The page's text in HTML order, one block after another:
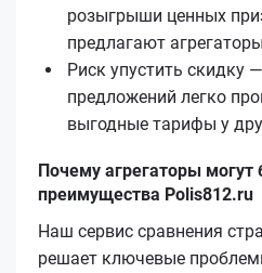
розыгрыши ценных
предлагают
Риск упустить скидку
предложений легко
выгодные тарифы у
Почему агрегаторы
преимущества Polis812.ru
Наш сервис сравнения
решает ключевые